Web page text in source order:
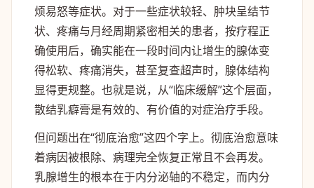
烦易怒等症状。对于一些症状较轻、肿块呈结节
状、疼痛与月经周期紧密相关的患者，按疗程正
确使用后，确实能在一段时间内让增生的腺体变
得松软、疼痛消失，甚至复查超声时，腺体结构
显得更规整。也就是说，从“临床缓解”这个层面，
散结乳癖膏是有效的、有价值的对症治疗手段。
但问题出在“彻底治愈”这四个字上。彻底治愈意味
着病因被根除、病理完全恢复正常且不会再发。
乳腺增生的根本在于内分泌轴的不稳定，而内分